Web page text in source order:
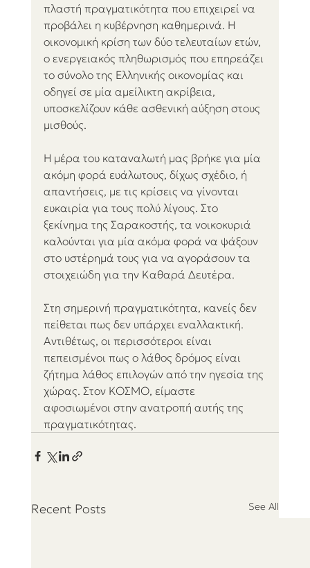
πλαστή πραγματικότητα που επιχειρεί να
προβάλει η κυβέρνηση καθημερινά. Η
οικονομική κρίση των δύο τελευταίων ετών,
ο ενεργειακός πληθωρισμός που επηρεάζει
το σύνολο της Ελληνικής οικονομίας και
οδηγεί σε μία αμείλικτη ακρίβεια,
υποσκελίζουν κάθε ασθενική αύξηση στους
μισθούς.
Η μέρα του καταναλωτή μας βρήκε για μία
ακόμη φορά ευάλωτους, δίχως σχέδιο, ή
απαντήσεις, με τις κρίσεις να γίνονται
ευκαιρία για τους πολύ λίγους. Στο
ξεκίνημα της Σαρακοστής, τα νοικοκυριά
καλούνται για μία ακόμα φορά να ψάξουν
στο υστέρημά τους για να αγοράσουν τα
στοιχειώδη για την Καθαρά Δευτέρα.
Στη σημερινή πραγματικότητα, κανείς δεν
πείθεται πως δεν υπάρχει εναλλακτική.
Αντιθέτως, οι περισσότεροι είναι
πεπεισμένοι πως ο λάθος δρόμος είναι
ζήτημα λάθος επιλογών από την ηγεσία της
χώρας. Στον ΚΟΣΜΟ, είμαστε
αφοσιωμένοι στην ανατροπή αυτής της
πραγματικότητας.
Recent Posts See All